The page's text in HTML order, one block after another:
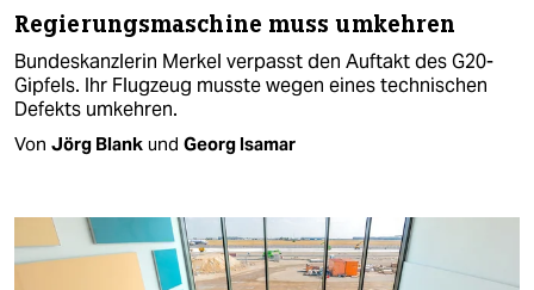
Regierungsmaschine muss umkehren
Bundeskanzlerin Merkel verpasst den Auftakt des G20-
Gipfels. Ihr Flugzeug musste wegen eines technischen
Defekts umkehren.
Von Jörg Blank und Georg Isamar